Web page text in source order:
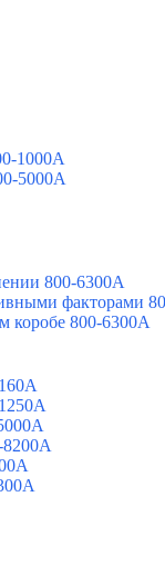
1000A
5000A
800-6300А
факторами
коробе 800-6300А